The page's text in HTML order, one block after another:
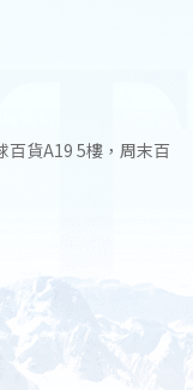
百貨A19 5樓，周末百